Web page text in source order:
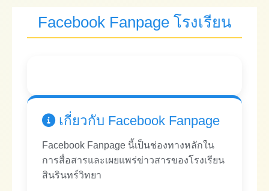
Facebook Fanpage โรงเรียน
เกี่ยวกับ Facebook Fanpage
Facebook Fanpage นี้เป็นช่องทางหลักใน
การสื่อสารและเผยแพร่ข่าวสารของโรงเรียน
สินรินทร์วิทยา